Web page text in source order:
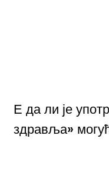
Е да ли је
здравља»